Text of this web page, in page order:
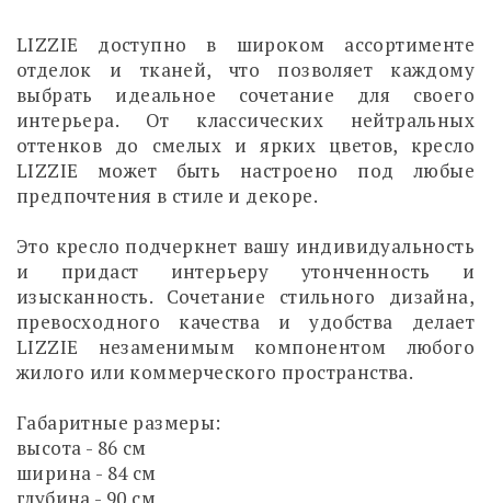
LIZZIE доступно в широком ассортименте
отделок и тканей, что позволяет каждому
выбрать идеальное сочетание для своего
интерьера. От классических нейтральных
оттенков до смелых и ярких цветов, кресло
LIZZIE может быть настроено под любые
предпочтения в стиле и декоре.
Это кресло подчеркнет вашу индивидуальность
и придаст интерьеру утонченность и
изысканность. Сочетание стильного дизайна,
превосходного качества и удобства делает
LIZZIE незаменимым компонентом любого
жилого или коммерческого пространства.
Габаритные размеры:
высота - 86 см
ширина - 84 см